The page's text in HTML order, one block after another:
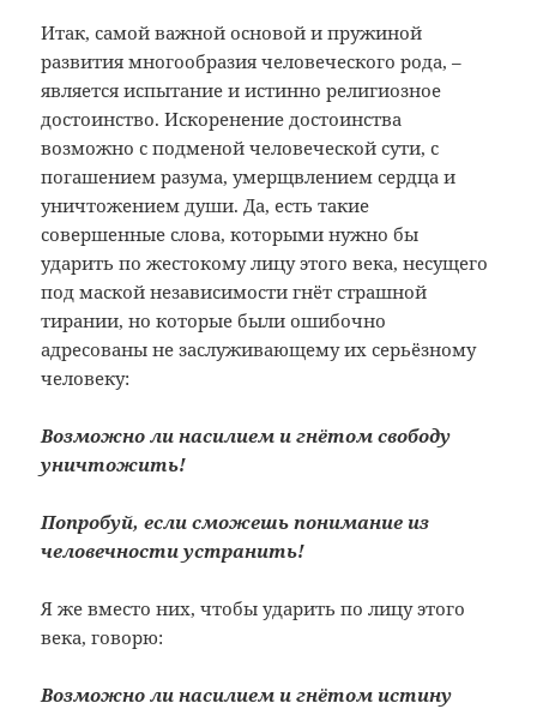
Итак, самой важной основой и пружиной
развития многообразия человеческого рода, –
является испытание и истинно религиозное
достоинство. Искоренение достоинства
возможно с подменой человеческой сути, с
погашением разума, умерщвлением сердца и
уничтожением души. Да, есть такие
совершенные слова, которыми нужно бы
ударить по жестокому лицу этого века, несущего
под маской независимости гнёт страшной
тирании, но которые были ошибочно
адресованы не заслуживающему их серьёзному
человеку:
Возможно ли насилием и гнётом свободу
уничтожить!
Попробуй, если сможешь понимание из
человечности устранить!
Я же вместо них, чтобы ударить по лицу этого
века, говорю:
Возможно ли насилием и гнётом истину